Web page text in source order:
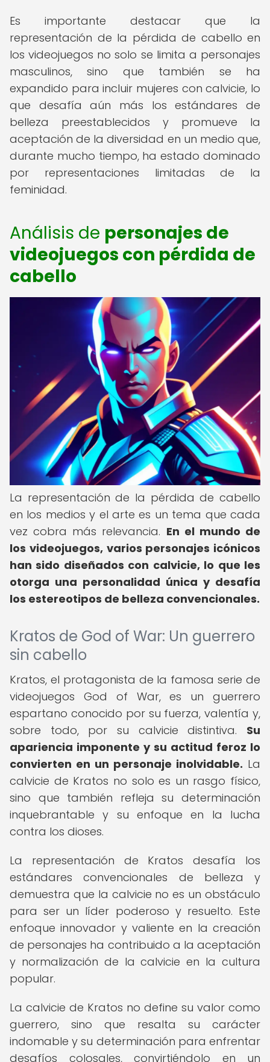
Es importante destacar que la
representación de la pérdida de cabello en
los videojuegos no solo se limita a personajes
masculinos, sino que también se ha
expandido para incluir mujeres con calvicie, lo
que desafía aún más los estándares de
belleza preestablecidos y promueve la
aceptación de la diversidad en un medio que,
durante mucho tiempo, ha estado dominado
por representaciones limitadas de la
feminidad.
Análisis de personajes de
videojuegos con pérdida de
cabello
La representación de la pérdida de cabello
en los medios y el arte es un tema que cada
vez cobra más relevancia. En el mundo de
los videojuegos, varios personajes icónicos
han sido diseñados con calvicie, lo que les
otorga una personalidad única y desafía
los estereotipos de belleza convencionales.
Kratos de God of War: Un guerrero
sin cabello
Kratos, el protagonista de la famosa serie de
videojuegos God of War, es un guerrero
espartano conocido por su fuerza, valentía y,
sobre todo, por su calvicie distintiva. Su
apariencia imponente y su actitud feroz lo
convierten en un personaje inolvidable. La
calvicie de Kratos no solo es un rasgo físico,
sino que también refleja su determinación
inquebrantable y su enfoque en la lucha
contra los dioses.
La representación de Kratos desafía los
estándares convencionales de belleza y
demuestra que la calvicie no es un obstáculo
para ser un líder poderoso y resuelto. Este
enfoque innovador y valiente en la creación
de personajes ha contribuido a la aceptación
y normalización de la calvicie en la cultura
popular.
La calvicie de Kratos no define su valor como
guerrero, sino que resalta su carácter
indomable y su determinación para enfrentar
desafíos colosales, convirtiéndolo en un